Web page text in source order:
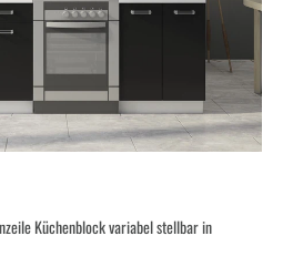
Küchenblock variabel stellbar in